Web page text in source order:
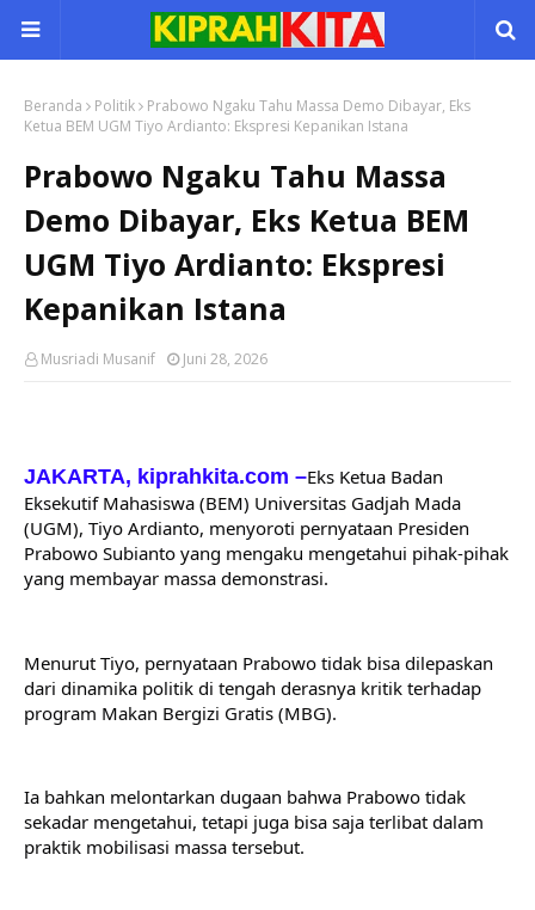
Beranda Politik
Prabowo Ngaku Tahu Massa Demo Dibayar, Eks
Ketua BEM UGM Tiyo Ardianto: Ekspresi Kepanikan Istana
Prabowo Ngaku Tahu Massa
Demo Dibayar, Eks Ketua BEM
UGM Tiyo Ardianto: Ekspresi
Kepanikan Istana
Musriadi Musanif Juni 28, 2026
JAKARTA, kiprahkita.com –Eks Ketua Badan
Eksekutif Mahasiswa (BEM) Universitas Gadjah Mada
(UGM), Tiyo Ardianto, menyoroti pernyataan Presiden
Prabowo Subianto yang mengaku mengetahui pihak-pihak
yang membayar massa demonstrasi.
Menurut Tiyo, pernyataan Prabowo tidak bisa dilepaskan
dari dinamika politik di tengah derasnya kritik terhadap
program Makan Bergizi Gratis (MBG).
Ia bahkan melontarkan dugaan bahwa Prabowo tidak
sekadar mengetahui, tetapi juga bisa saja terlibat dalam
praktik mobilisasi massa tersebut.